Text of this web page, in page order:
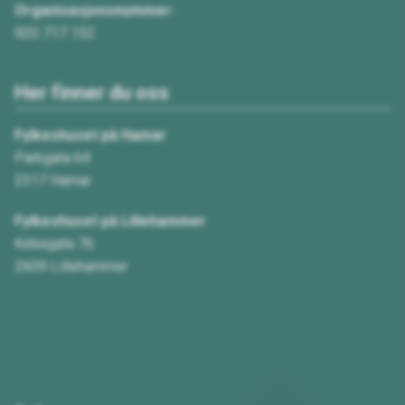
Organisasjonsnummer:
920 717 152
Her finner du oss
Fylkeshuset på Hamar
Parkgata 64
2317 Hamar
Fylkeshuset på Lillehammer
Kirkegata 76
2609 Lillehammer